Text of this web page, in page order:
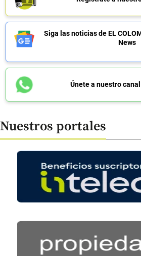
Siga las noticias de EL
News
Únete a nuestro
Nuestros portales